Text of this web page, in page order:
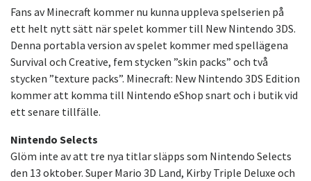
Fans av Minecraft kommer nu kunna uppleva spelserien på
ett helt nytt sätt när spelet kommer till New Nintendo 3DS.
Denna portabla version av spelet kommer med spellägena
Survival och Creative, fem stycken ”skin packs” och två
stycken ”texture packs”. Minecraft: New Nintendo 3DS Edition
kommer att komma till Nintendo eShop snart och i butik vid
ett senare tillfälle.
Nintendo Selects
Glöm inte av att tre nya titlar släpps som Nintendo Selects
den 13 oktober. Super Mario 3D Land, Kirby Triple Deluxe och